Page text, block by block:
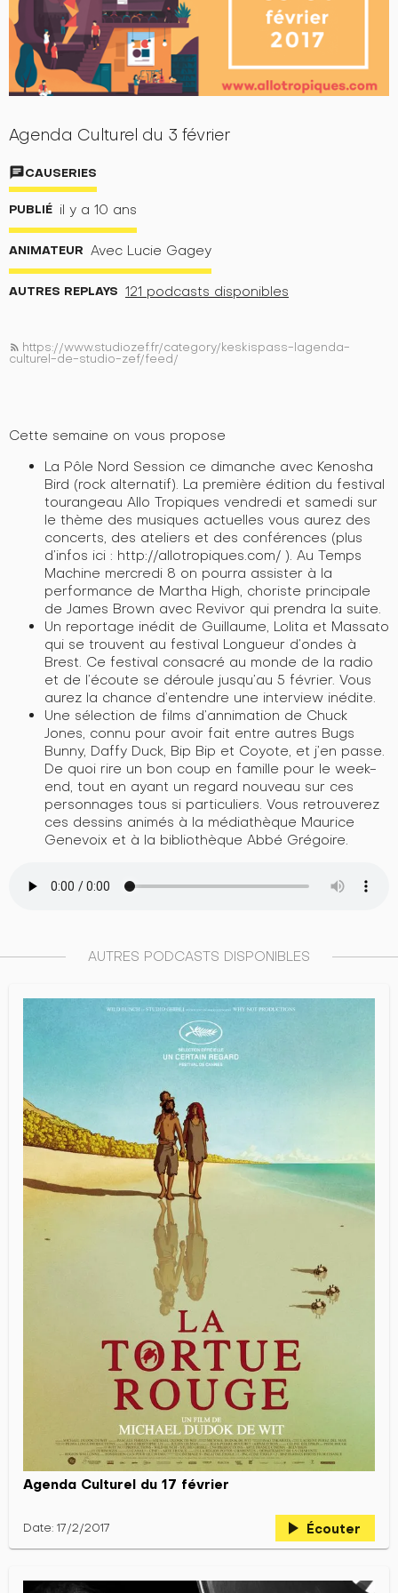
Agenda Culturel du 3 février
chatCAUSERIES
PUBLIÉ il y a 10 ans
ANIMATEUR Avec Lucie Gagey
AUTRES REPLAYS 121 podcasts disponibles
rss_feed https://www.studiozef.fr/category/keskispass-lagenda-
culturel-de-studio-zef/feed/
Cette semaine on vous propose
La Pôle Nord Session ce dimanche avec Kenosha
Bird (rock alternatif). La première édition du festival
tourangeau Allo Tropiques vendredi et samedi sur
le thème des musiques actuelles vous aurez des
concerts, des ateliers et des conférences (plus
d’infos ici : http://allotropiques.com/ ). Au Temps
Machine mercredi 8 on pourra assister à la
performance de Martha High, choriste principale
de James Brown avec Revivor qui prendra la suite.
Un reportage inédit de Guillaume, Lolita et Massato
qui se trouvent au festival Longueur d’ondes à
Brest. Ce festival consacré au monde de la radio
et de l’écoute se déroule jusqu’au 5 février. Vous
aurez la chance d’entendre une interview inédite.
Une sélection de films d’annimation de Chuck
Jones, connu pour avoir fait entre autres Bugs
Bunny, Daffy Duck, Bip Bip et Coyote, et j’en passe.
De quoi rire un bon coup en famille pour le week-
end, tout en ayant un regard nouveau sur ces
personnages tous si particuliers. Vous retrouverez
ces dessins animés à la médiathèque Maurice
Genevoix et à la bibliothèque Abbé Grégoire.
AUTRES PODCASTS DISPONIBLES
Agenda Culturel du 17 février
Date: 17/2/2017 play_arrow Écouter